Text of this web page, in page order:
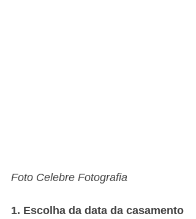
Foto Celebre Fotografia
1. Escolha da data da casamento